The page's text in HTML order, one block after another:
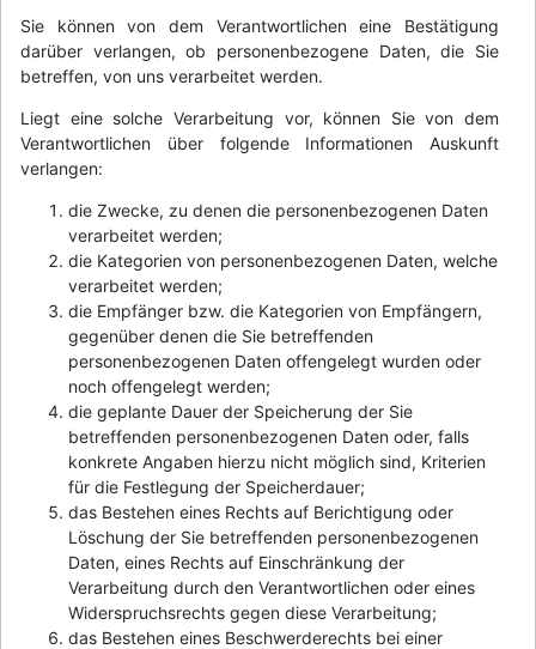
Sie können von dem Verantwortlichen eine Bestätigung
darüber verlangen, ob personenbezogene Daten, die Sie
betreffen, von uns verarbeitet werden.
Liegt eine solche Verarbeitung vor, können Sie von dem
Verantwortlichen über folgende Informationen Auskunft
verlangen:
die Zwecke, zu denen die personenbezogenen Daten
verarbeitet werden;
die Kategorien von personenbezogenen Daten, welche
verarbeitet werden;
die Empfänger bzw. die Kategorien von Empfängern,
gegenüber denen die Sie betreffenden
personenbezogenen Daten offengelegt wurden oder
noch offengelegt werden;
die geplante Dauer der Speicherung der Sie
betreffenden personenbezogenen Daten oder, falls
konkrete Angaben hierzu nicht möglich sind, Kriterien
für die Festlegung der Speicherdauer;
das Bestehen eines Rechts auf Berichtigung oder
Löschung der Sie betreffenden personenbezogenen
Daten, eines Rechts auf Einschränkung der
Verarbeitung durch den Verantwortlichen oder eines
Widerspruchsrechts gegen diese Verarbeitung;
das Bestehen eines Beschwerderechts bei einer